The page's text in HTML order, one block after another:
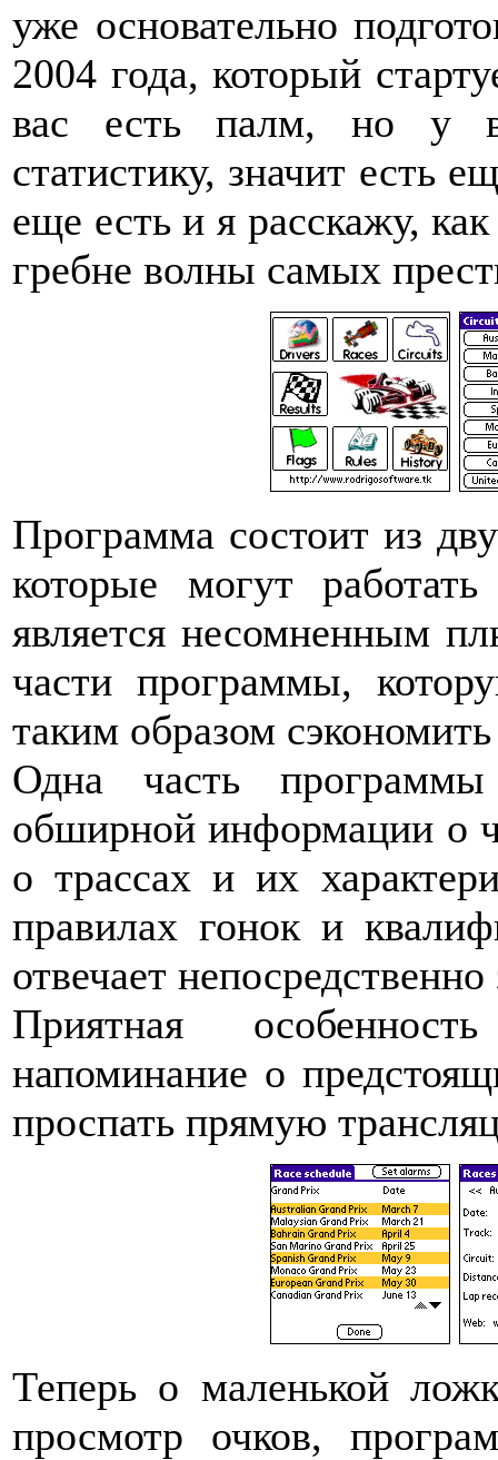
уже основательно
2004 года, который
вас есть палм, но у
статистику, значит есть
еще есть и я расскажу,
гребне волны самых
Программа состоит из
которые могут
является несомненным
части программы,
таким образом
Одна часть программы
обширной информации о
о трассах и их
правилах гонок и
отвечает
Приятная
напоминание о
проспать прямую
Теперь о маленькой
просмотр очков,